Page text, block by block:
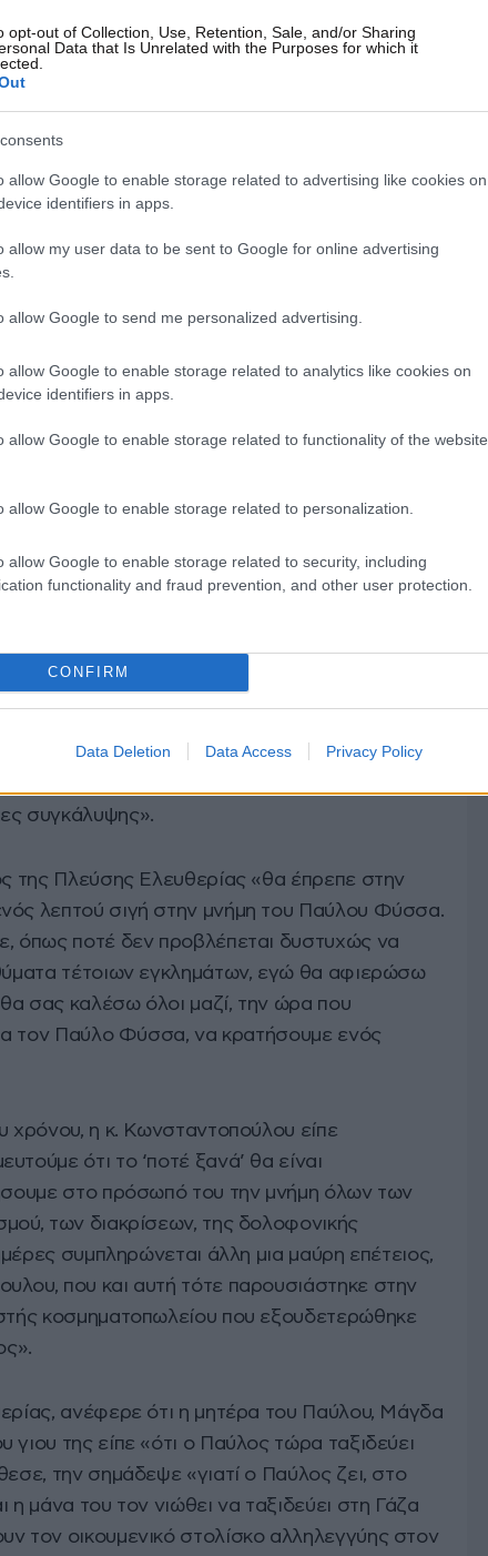
opt-out of Collection, Use, Retention, Sale, and/or Sharing
Data that Is Unrelated with the Purposes for which it
allow Google to enable storage related to advertising like cookies on
identifiers in apps.
allow my user data to be sent to Google for online advertising
allow Google to send me personalized advertising.
allow Google to enable storage related to analytics like cookies on
identifiers in apps.
allow Google to enable storage related to functionality of the website
allow Google to enable storage related to personalization.
allow Google to enable storage related to security, including
functionality and fraud prevention, and other user protection.
CONFIRM
Data Deletion Data Access Privacy Policy
«μίλησε κατά του φασισμού με την
με την ευαισθησία και την αγάπη προς την
και ποια παιχνίδια παίχτηκαν μέχρι
η δολοφονία του Παύλου και η πραγματική
τσακώθηκαν κάποιοι οπαδοί σε ένα καφέ….
συγκάλυψης».
της Πλεύσης Ελευθερίας «θα έπρεπε στην
λεπτού σιγή στην μνήμη του Παύλου Φύσσα.
όπως ποτέ δεν προβλέπεται δυστυχώς να
τέτοιων εγκλημάτων, εγώ θα αφιερώσω
θα σας καλέσω όλοι μαζί, την ώρα που
τον Παύλο Φύσσα, να κρατήσουμε ενός
η κ. Κωνσταντοπούλου είπε
ότι το ‘ποτέ ξανά’ θα είναι
στο πρόσωπό του την μνήμη όλων των
των διακρίσεων, της δολοφονικής
συμπληρώνεται άλλη μια μαύρη επέτειος,
που και αυτή τότε παρουσιάστηκε στην
κοσμηματοπωλείου που εξουδετερώθηκε
ανέφερε ότι η μητέρα του Παύλου, Μάγδα
της είπε «ότι ο Παύλος τώρα ταξιδεύει
την σημάδεψε «γιατί ο Παύλος ζει, στο
μάνα του τον νιώθει να ταξιδεύει στη Γάζα
τον οικουμενικό στολίσκο αλληλεγγύης στον